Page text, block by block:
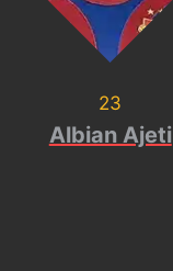
23
Albian Ajeti